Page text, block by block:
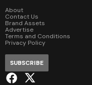
About
Contact Us
Brand Assets
Advertise
Terms and Conditions
Privacy Policy
SUBSCRIBE